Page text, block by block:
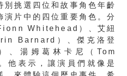
別挑選四位和故事角色年齡
演片中的四位重要角色。分
Whitehead）、艾紐
Barnard）、傑克洛登
、湯姆葛林卡尼（Tom
他表示，讓演員們就像是